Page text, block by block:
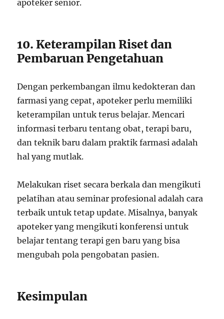
apoteker senior.
10. Keterampilan Riset dan
Pembaruan Pengetahuan
Dengan perkembangan ilmu kedokteran dan
farmasi yang cepat, apoteker perlu memiliki
keterampilan untuk terus belajar. Mencari
informasi terbaru tentang obat, terapi baru,
dan teknik baru dalam praktik farmasi adalah
hal yang mutlak.
Melakukan riset secara berkala dan mengikuti
pelatihan atau seminar profesional adalah cara
terbaik untuk tetap update. Misalnya, banyak
apoteker yang mengikuti konferensi untuk
belajar tentang terapi gen baru yang bisa
mengubah pola pengobatan pasien.
Kesimpulan